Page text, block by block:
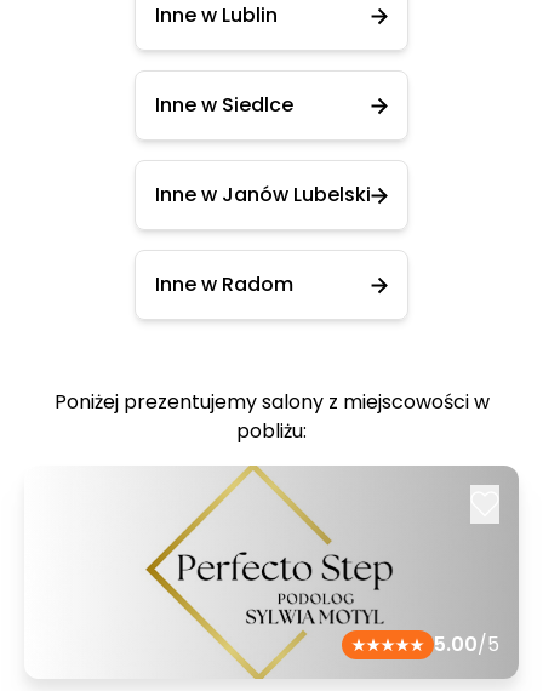
Inne w Lublin
Inne w Siedlce
Inne w Janów Lubelski
Inne w Radom
Poniżej prezentujemy salony z miejscowości w
pobliżu:
5.00/5